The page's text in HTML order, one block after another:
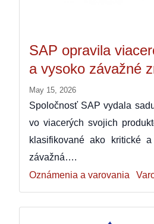
SAP opravila
a vysoko závažné
May 15, 2026
Spoločnosť SAP vydala
vo viacerých svojich
klasifikované ako kritické
závažná….
Oznámenia a varovania